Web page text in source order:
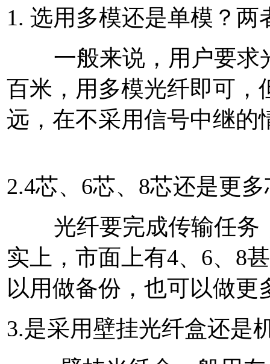
1. 选用多模还是单模？两
一般来说，用户要求
百米，用多模光纤即可，
远，在不采用信号中继的
2.4芯、6芯、8芯还是更
光纤要完成传输任务
实上，市面上有4、6、8
以用做备份，也可以做更
3.是采用壁挂光纤盒还是